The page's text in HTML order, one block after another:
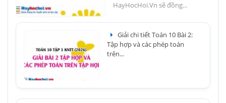
HayHocHoi.Vn sẽ đồng...
Giải chi tiết Toán 10 Bài 2:
Tập hợp và các phép toán
trên...